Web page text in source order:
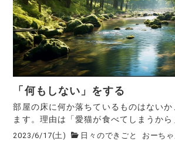
「何もしない」をする
部屋の床に何か落ちているものはない
ます。理由は「愛猫が食べてしまうから
2023/6/17(土) 日々のできごと おーち